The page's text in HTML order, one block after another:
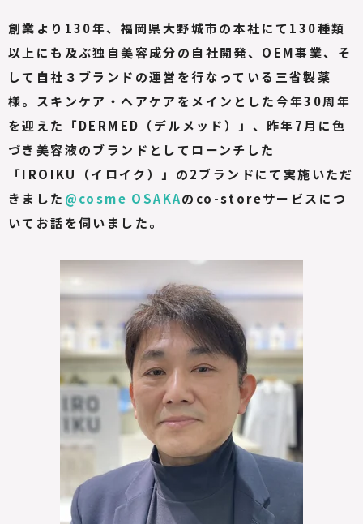
創業より130年、福岡県大野城市の本社にて130種類
以上にも及ぶ独自美容成分の自社開発、OEM事業、そ
して自社３ブランドの運営を行なっている三省製薬
様。スキンケア・ヘアケアをメインとした今年30周年
を迎えた「DERMED（デルメッド）」、昨年7月に色
づき美容液のブランドとしてローンチした
「IROIKU（イロイク）」の2ブランドにて実施いただ
きました @cosme OSAKAのco-storeサービスにつ
いてお話を伺いました。